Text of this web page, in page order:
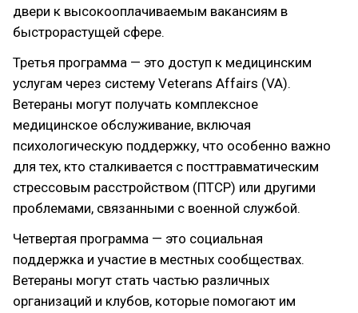
двери к высокооплачиваемым вакансиям в
быстрорастущей сфере.
Третья программа — это доступ к медицинским
услугам через систему Veterans Affairs (VA).
Ветераны могут получать комплексное
медицинское обслуживание, включая
психологическую поддержку, что особенно важно
для тех, кто сталкивается с посттравматическим
стрессовым расстройством (ПТСР) или другими
проблемами, связанными с военной службой.
Четвертая программа — это социальная
поддержка и участие в местных сообществах.
Ветераны могут стать частью различных
организаций и клубов, которые помогают им